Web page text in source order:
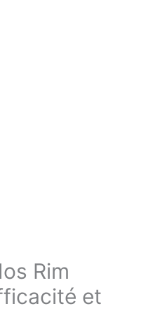
Rim
et